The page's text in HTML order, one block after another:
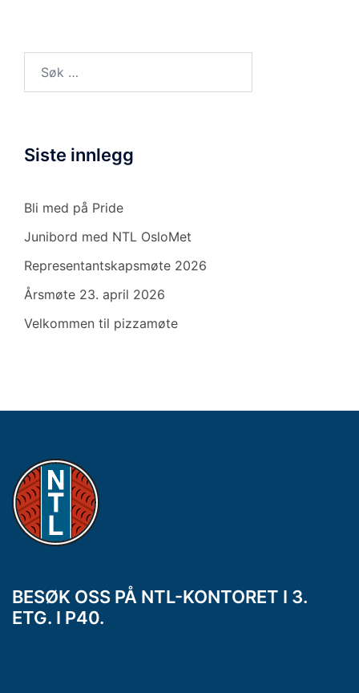
etter:
Siste innlegg
Bli med på Pride
Junibord med NTL OsloMet
Representantskapsmøte 2026
Årsmøte 23. april 2026
Velkommen til pizzamøte
BESØK OSS PÅ NTL-KONTORET I 3.
ETG. I P40.